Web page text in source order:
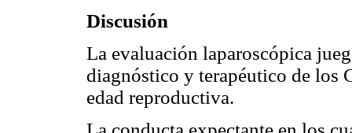
Discusión
La evaluación laparoscópica
diagnóstico y terapéutico de los
edad reproductiva.